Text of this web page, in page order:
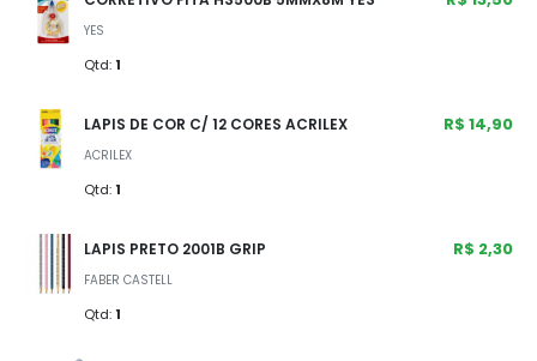
YES
Qtd: 1
LAPIS DE COR C/ 12 CORES ACRILEX
ACRILEX
Qtd: 1
R$ 14,90
LAPIS PRETO 2001B GRIP
FABER CASTELL
Qtd: 1
R$ 2,30